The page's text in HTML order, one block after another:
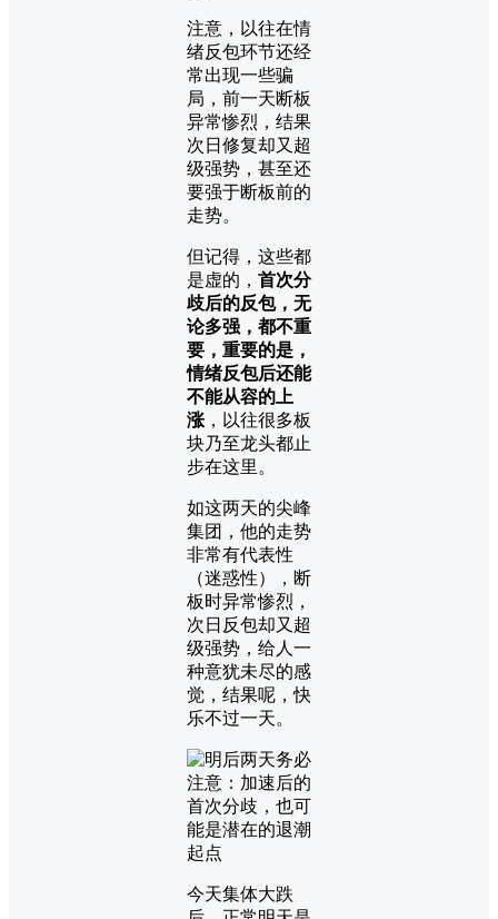
注意，以往在情
绪反包环节还经
常出现一些骗
局，前一天断板
异常惨烈，结果
次日修复却又超
级强势，甚至还
要强于断板前的
走势。
但记得，这些都
是虚的， 首次分
歧后的反包，无
论多强，都不重
要，重要的是，
情绪反包后还能
不能从容的上
涨 ，以往很多板
块乃至龙头都止
步在这里。
如这两天的尖峰
集团，他的走势
非常有代表性
（迷惑性），断
板时异常惨烈，
次日反包却又超
级强势，给人一
种意犹未尽的感
觉，结果呢，快
乐不过一天。
今天集体大跌